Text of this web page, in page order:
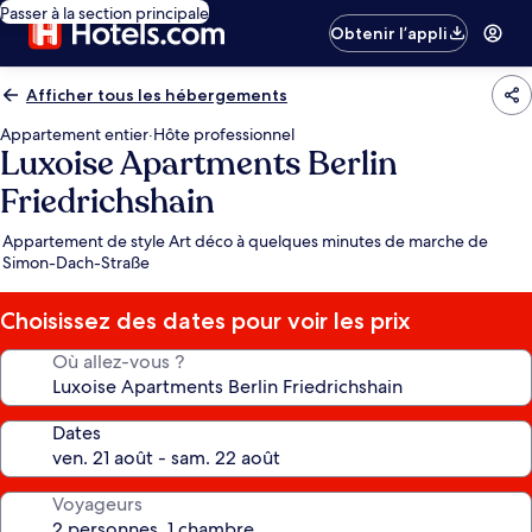
Passer à la section principale
Obtenir l’appli
Afficher tous les hébergements
Appartement entier·Hôte professionnel
Luxoise Apartments Berlin
Friedrichshain
Appartement de style Art déco à quelques minutes de marche de
Simon-Dach-Straße
Choisissez des dates pour voir les prix
Où allez-vous ?
Dates
Voyageurs